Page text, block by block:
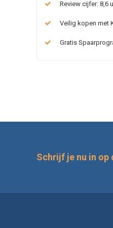
Review cijfer: 8,6
Veilig kopen met
Gratis
Schrijf je nu in op